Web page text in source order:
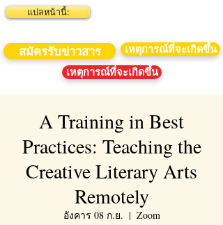
แปลหน้านี้:
สมัครรับข่าวสาร
เหตุการณ์ที่จะเกิดขึ้น
เหตุการณ์ที่จะเกิดขึ้น
A Training in Best
Practices: Teaching the
Creative Literary Arts
Remotely
อังคาร 08 ก.ย.
  |
Zoom